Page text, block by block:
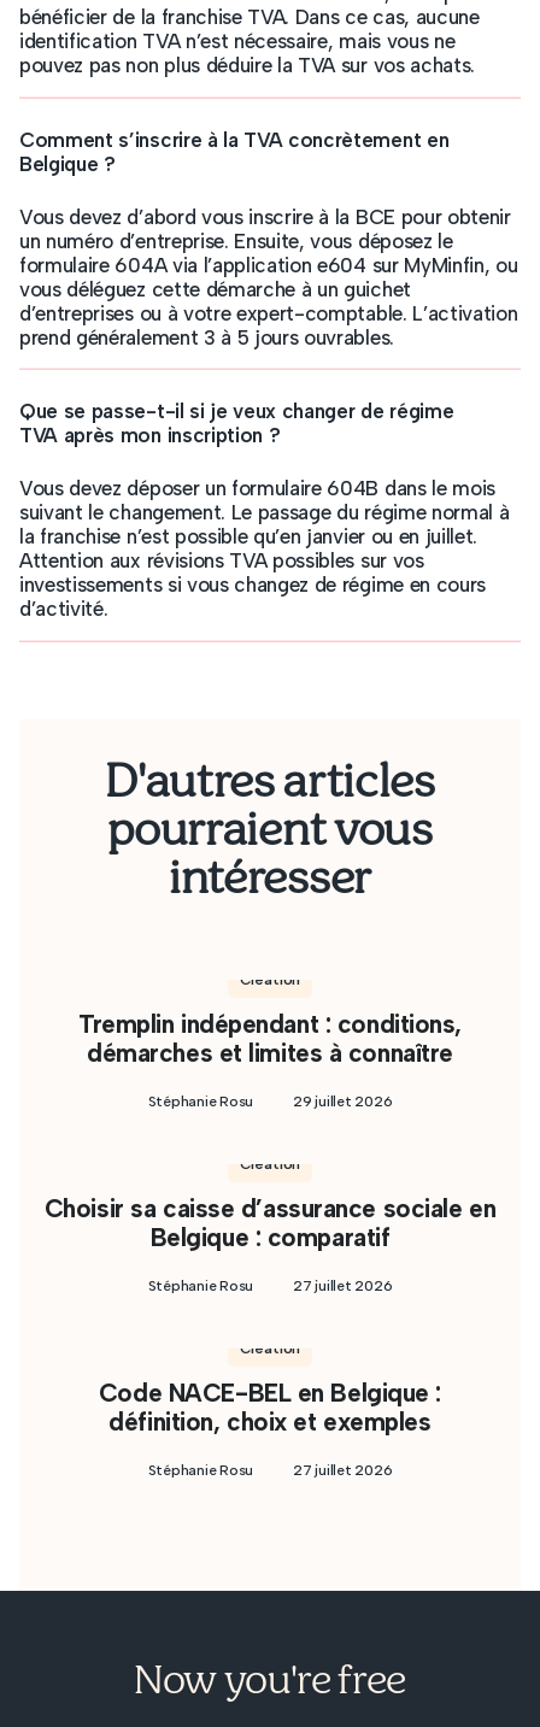
bénéficier de la franchise TVA. Dans ce cas, aucune
identification TVA n’est nécessaire, mais vous ne
pouvez pas non plus déduire la TVA sur vos achats.
Comment s’inscrire à la TVA concrètement en
Belgique ?
Vous devez d’abord vous inscrire à la BCE pour obtenir
un numéro d’entreprise. Ensuite, vous déposez le
formulaire 604A via l’application e604 sur MyMinfin, ou
vous déléguez cette démarche à un guichet
d’entreprises ou à votre expert-comptable. L’activation
prend généralement 3 à 5 jours ouvrables.
Que se passe-t-il si je veux changer de régime
TVA après mon inscription ?
Vous devez déposer un formulaire 604B dans le mois
suivant le changement. Le passage du régime normal à
la franchise n’est possible qu’en janvier ou en juillet.
Attention aux révisions TVA possibles sur vos
investissements si vous changez de régime en cours
d’activité.
D'autres articles
pourraient vous
intéresser
Création
Tremplin indépendant : conditions,
démarches et limites à connaître
Stéphanie Rosu 29 juillet 2026
Création
Choisir sa caisse d’assurance sociale en
Belgique : comparatif
Stéphanie Rosu 27 juillet 2026
Création
Code NACE-BEL en Belgique :
définition, choix et exemples
Stéphanie Rosu 27 juillet 2026
Now you're free